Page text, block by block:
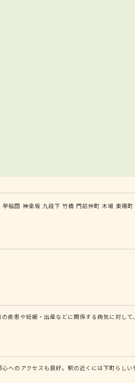
早稲田 神楽坂 九段下 竹橋 門前仲町 木場 東陽町
患や妊娠・出産などに関係する病気に対して
へのアクセスも良好。駅の近くには下町らし